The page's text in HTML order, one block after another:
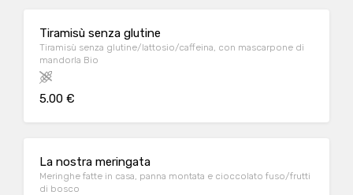
Tiramisù senza glutine
Tiramisù senza glutine/lattosio/caffeina, con mascarpone di
mandorla Bio
5.00 €
La nostra meringata
Meringhe fatte in casa, panna montata e cioccolato fuso/frutti
di bosco